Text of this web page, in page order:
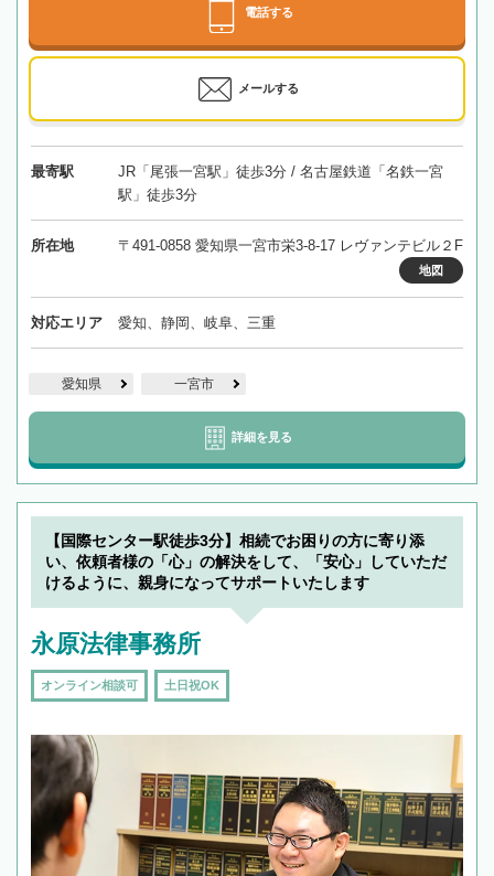
電話する
メールする
最寄駅
JR「尾張一宮駅」徒歩3分 / 名古屋鉄道「名鉄一宮
駅」徒歩3分
所在地 〒491-0858 愛知県一宮市栄3-8-17 レヴァンテビル２F
地図
対応エリア 愛知、静岡、岐阜、三重
愛知県 一宮市
詳細を見る
【国際センター駅徒歩3分】相続でお困りの方に寄り添
い、依頼者様の「心」の解決をして、「安心」していただ
けるように、親身になってサポートいたします
永原法律事務所
オンライン相談可 土日祝OK